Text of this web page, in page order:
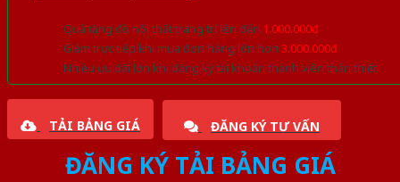
Quà tặng đồ nội thất trang trí lên đến 1.000.000đ
Giảm trực tiếp khi mua đơn hàng lớn hơn 3.000.000đ
Nhiều ưu đãi lớn khi đăng ký tài khoản thành viên thân thiết
TẢI BẢNG GIÁ ĐĂNG KÝ TƯ VẤN
ĐĂNG KÝ TẢI BẢNG GIÁ